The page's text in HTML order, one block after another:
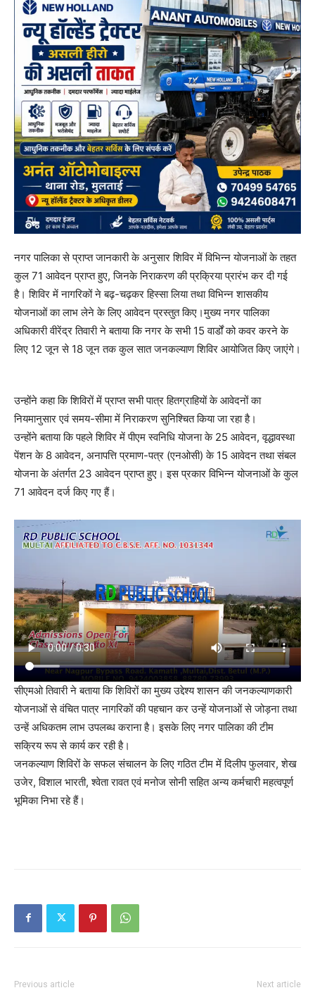
नगर पालिका से प्राप्त जानकारी के अनुसार शिविर में विभिन्न योजनाओं के तहत
कुल 71 आवेदन प्राप्त हुए, जिनके निराकरण की प्रक्रिया प्रारंभ कर दी गई
है। शिविर में नागरिकों ने बढ़-चढ़कर हिस्सा लिया तथा विभिन्न शासकीय
योजनाओं का लाभ लेने के लिए आवेदन प्रस्तुत किए।मुख्य नगर पालिका
अधिकारी वीरेंद्र तिवारी ने बताया कि नगर के सभी 15 वार्डों को कवर करने के
लिए 12 जून से 18 जून तक कुल सात जनकल्याण शिविर आयोजित किए जाएंगे।
उन्होंने कहा कि शिविरों में प्राप्त सभी पात्र हितग्राहियों के आवेदनों का
नियमानुसार एवं समय-सीमा में निराकरण सुनिश्चित किया जा रहा है।
उन्होंने बताया कि पहले शिविर में पीएम स्वनिधि योजना के 25 आवेदन, वृद्धावस्था
पेंशन के 8 आवेदन, अनापत्ति प्रमाण-पत्र (एनओसी) के 15 आवेदन तथा संबल
योजना के अंतर्गत 23 आवेदन प्राप्त हुए। इस प्रकार विभिन्न योजनाओं के कुल
71 आवेदन दर्ज किए गए हैं।
सीएमओ तिवारी ने बताया कि शिविरों का मुख्य उद्देश्य शासन की जनकल्याणकारी
योजनाओं से वंचित पात्र नागरिकों की पहचान कर उन्हें योजनाओं से जोड़ना तथा
उन्हें अधिकतम लाभ उपलब्ध कराना है। इसके लिए नगर पालिका की टीम
सक्रिय रूप से कार्य कर रही है।
जनकल्याण शिविरों के सफल संचालन के लिए गठित टीम में दिलीप फुलवार, शेख
उजेर, विशाल भारती, श्वेता रावत एवं मनोज सोनी सहित अन्य कर्मचारी महत्वपूर्ण
भूमिका निभा रहे हैं।
Previous article Next article